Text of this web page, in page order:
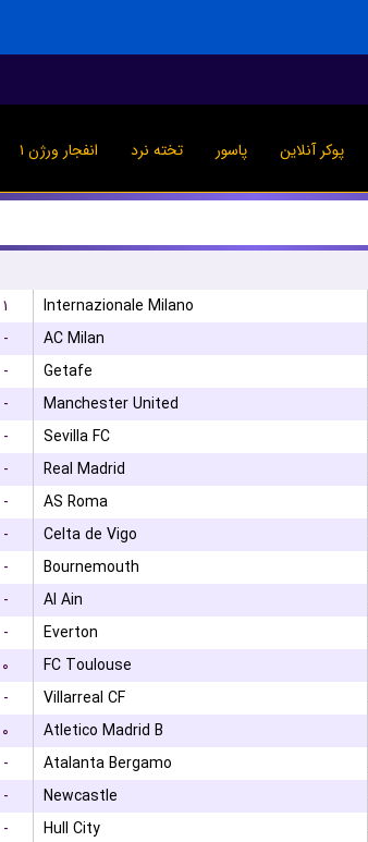
پوکر آنلاین پاسور تخته نرد انفجار ورژن ۱
۱ Internazionale Milano
- AC Milan
- Getafe
- Manchester United
- Sevilla FC
- Real Madrid
- AS Roma
- Celta de Vigo
- Bournemouth
- Al Ain
- Everton
۰ FC Toulouse
- Villarreal CF
۰ Atletico Madrid B
- Atalanta Bergamo
- Newcastle
- Hull City